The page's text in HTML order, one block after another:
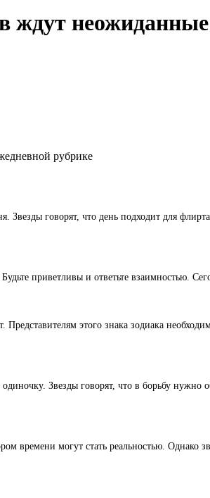
ждут
рубрике
Звезды говорят, что день подходит для
приветливы и ответьте взаимностью.
Представителям этого знака зодиака
Звезды говорят, что в борьбу
времени могут стать реальностью. Однако